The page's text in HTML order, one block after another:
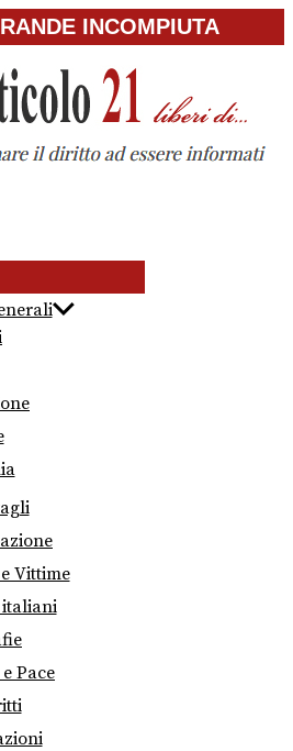
INCOMPIUTA
Vittime
italiani
Pace